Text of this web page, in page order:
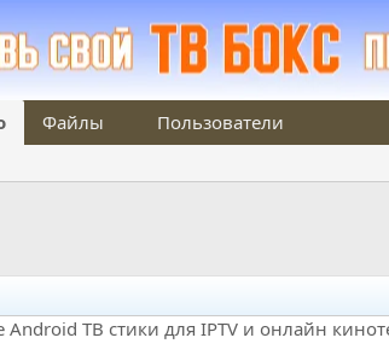
Файлы Пользователи